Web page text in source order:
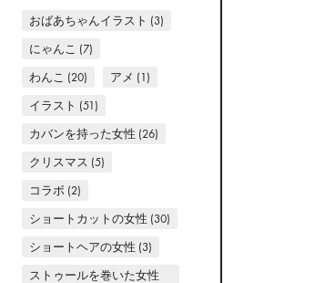
おばあちゃんイラスト (3)
にゃんこ (7)
わんこ (20) アメ (1)
イラスト (51)
カバンを持った女性 (26)
クリスマス (5)
コラボ (2)
ショートカットの女性 (30)
ショートヘアの女性 (3)
ストゥールを巻いた女性